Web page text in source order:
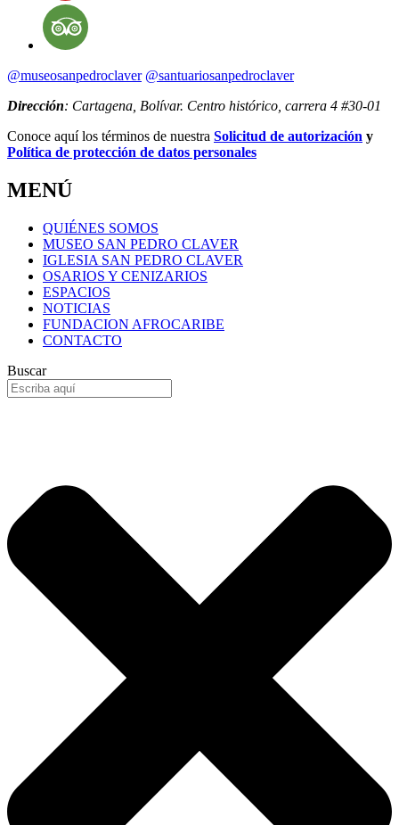
@museosanpedroclaver @santuariosanpedroclaver
Dirección: Cartagena, Bolívar. Centro histórico, carrera 4 #30-01
Conoce aquí los términos de nuestra Solicitud de autorización y
Política de protección de datos personales
MENÚ
QUIÉNES SOMOS
MUSEO SAN PEDRO CLAVER
IGLESIA SAN PEDRO CLAVER
OSARIOS Y CENIZARIOS
ESPACIOS
NOTICIAS
FUNDACION AFROCARIBE
CONTACTO
Buscar